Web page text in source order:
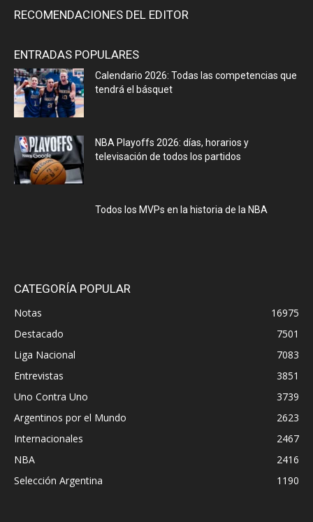
RECOMENDACIONES DEL EDITOR
ENTRADAS POPULARES
Calendario 2026: Todas las competencias que
tendrá el básquet
NBA Playoffs 2026: días, horarios y
televisación de todos los partidos
Todos los MVPs en la historia de la NBA
CATEGORÍA POPULAR
Notas
16975
Destacado
7501
Liga Nacional
7083
Entrevistas
3851
Uno Contra Uno
3739
Argentinos por el Mundo
2623
Internacionales
2467
NBA
2416
Selección Argentina
1190